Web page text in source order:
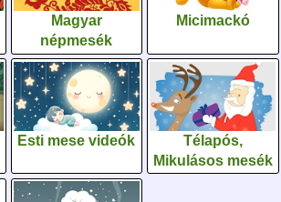
Magyar
népmesék
Micimackó
Esti mese videók
Télapós,
Mikulásos mesék